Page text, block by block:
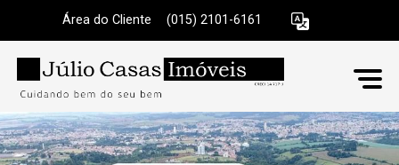
Área do Cliente (015) 2101-6161